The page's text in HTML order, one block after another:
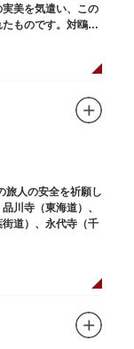
美を気遣い、この
ものです。対鴎荘
旅人の安全を祈願し
川寺（東海道）、
道）、永代寺（千